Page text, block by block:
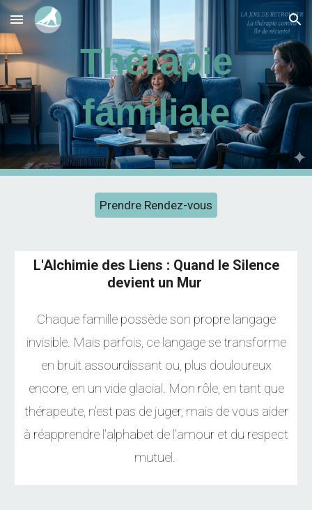
Skip to main content Skip to navigation
Thérapie
familiale
Prendre Rendez-vous
L'Alchimie des Liens : Quand le Silence
devient un Mur
Chaque famille possède son propre langage
invisible. Mais parfois, ce langage se transforme
en bruit assourdissant ou, plus douloureux
encore, en un vide glacial. Mon rôle, en tant que
thérapeute, n'est pas de juger, mais de vous aider
à réapprendre l'alphabet de l'amour et du respect
mutuel.